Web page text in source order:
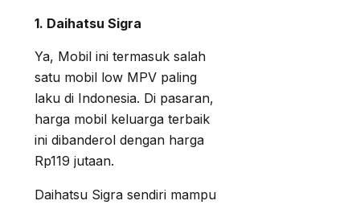
1. Daihatsu Sigra
Ya, Mobil ini termasuk salah
satu mobil low MPV paling
laku di Indonesia. Di pasaran,
harga mobil keluarga terbaik
ini dibanderol dengan harga
Rp119 jutaan.
Daihatsu Sigra sendiri mampu